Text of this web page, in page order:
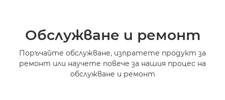
Обслужване и ремонт
Поръчайте обслужване, изпратете продукт за
ремонт или научете повече за нашия процес на
обслужване и ремонт